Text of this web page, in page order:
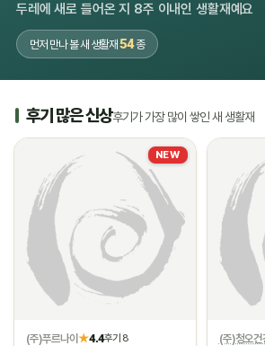
두레에 새로 들어온 지 8주 이내인 생활재예요
먼저 만나 볼 새 생활재 54종
후기 많은 신상후기가 가장 많이 쌓인 새 생활재
NEW
(주)푸르나이★4.4후기 8 (주)청오건